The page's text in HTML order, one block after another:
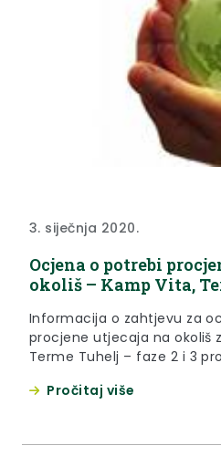
3. siječnja 2020.
Ocjena o potrebi
okoliš – Kamp Vita,
Informacija o zahtjevu za
procjene utjecaja na okoliš
Terme Tuhelj – faze 2 i 3
Pročitaj više